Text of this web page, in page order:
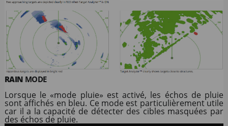
RAIN MODE
Lorsque le «mode pluie» est activé, les échos de pluie
sont affichés en bleu. Ce mode est particulièrement utile
car il a la capacité de détecter des cibles masquées par
des échos de pluie.